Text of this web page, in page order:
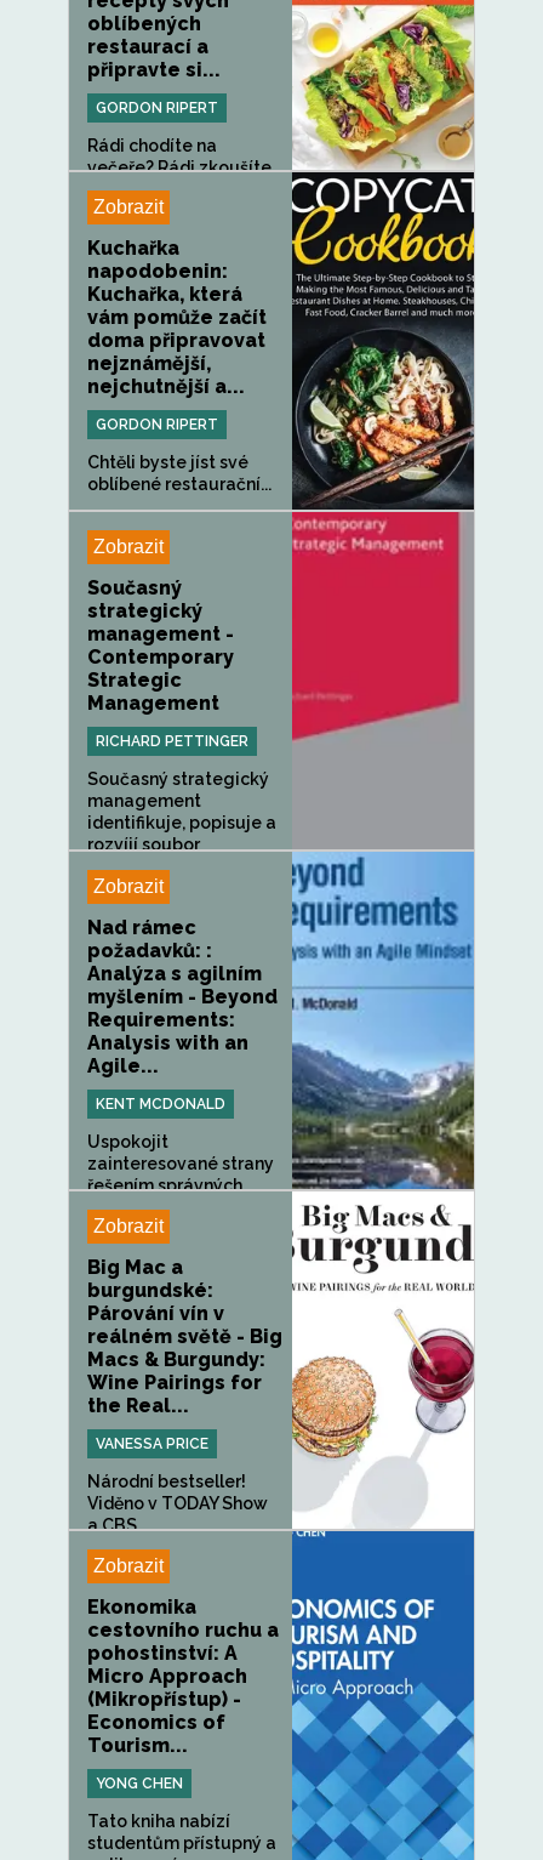
oblíbených
restaurací a
připravte si...
GORDON RIPERT
Rádi chodíte na
večeře? Rádi zkoušíte
jídla z...
Zobrazit
Kuchařka
napodobenin:
Kuchařka, která
vám pomůže začít
doma připravovat
nejznámější,
nejchutnější a...
GORDON RIPERT
Chtěli byste jíst své
oblíbené restaurační...
Zobrazit
Současný
strategický
management -
Contemporary
Strategic
Management
RICHARD PETTINGER
Současný strategický
management
identifikuje, popisuje a
rozvíjí soubor
dovedností,...
Zobrazit
Nad rámec
požadavků: :
Analýza s agilním
myšlením - Beyond
Requirements:
Analysis with an
Agile...
KENT MCDONALD
Uspokojit
zainteresované strany
řešením správných...
Zobrazit
Big Mac a
burgundské:
Párování vín v
reálném světě - Big
Macs & Burgundy:
Wine Pairings for
the Real...
VANESSA PRICE
Národní bestseller!
Viděno v TODAY Show
a CBS...
Zobrazit
Ekonomika
cestovního ruchu a
pohostinství: A
Micro Approach
(Mikropřístup) -
Economics of
Tourism...
YONG CHEN
Tato kniha nabízí
studentům přístupný a